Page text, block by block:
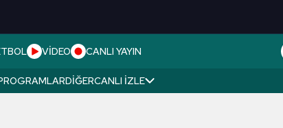
VİDEO CANLI YAYIN
DIĞERCANLI İZLE